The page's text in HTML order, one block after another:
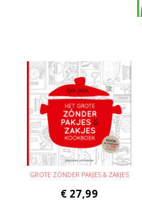
GROTE ZÓNDER PAKJES & ZAKJES
€ 27,99